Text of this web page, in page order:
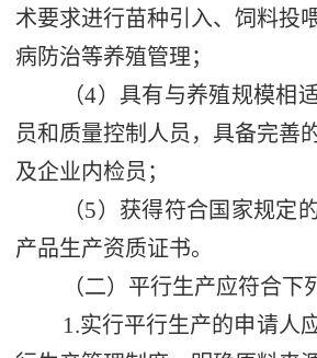
术要求进行苗种引入、饲料投
病防治等养殖管理；
（4）具有与养殖规模相
员和质量控制人员，具备完善
及企业内检员 ；
（5） 获得符合国家规定
产品生产资质证书。
（二）平行生产应符合下
1.实行平行生产的申请人